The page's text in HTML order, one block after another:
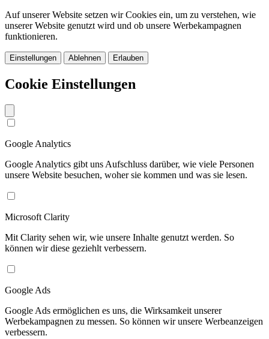
Auf unserer Website setzen wir Cookies ein, um zu verstehen, wie
unserer Website genutzt wird und ob unsere Werbekampagnen
funktionieren.
Einstellungen Ablehnen Erlauben
Cookie Einstellungen
Google Analytics
Google Analytics gibt uns Aufschluss darüber, wie viele Personen
unsere Website besuchen, woher sie kommen und was sie lesen.
Microsoft Clarity
Mit Clarity sehen wir, wie unsere Inhalte genutzt werden. So
können wir diese geziehlt verbessern.
Google Ads
Google Ads ermöglichen es uns, die Wirksamkeit unserer
Werbekampagnen zu messen. So können wir unsere Werbeanzeigen
verbessern.